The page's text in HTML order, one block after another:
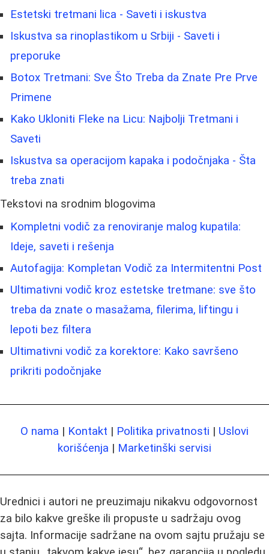
Estetski tretmani lica - Saveti i iskustva
Iskustva sa rinoplastikom u Srbiji - Saveti i
preporuke
Botox Tretmani: Sve Što Treba da Znate Pre Prve
Primene
Kako Ukloniti Fleke na Licu: Najbolji Tretmani i
Saveti
Iskustva sa operacijom kapaka i podočnjaka - Šta
treba znati
Tekstovi na srodnim blogovima
Kompletni vodič za renoviranje malog kupatila:
Ideje, saveti i rešenja
Autofagija: Kompletan Vodič za Intermitentni Post
Ultimativni vodič kroz estetske tretmane: sve što
treba da znate o masažama, filerima, liftingu i
lepoti bez filtera
Ultimativni vodič za korektore: Kako savršeno
prikriti podočnjake
O nama | Kontakt | Politika privatnosti | Uslovi
korišćenja | Marketinški servisi
Urednici i autori ne preuzimaju nikakvu odgovornost
za bilo kakve greške ili propuste u sadržaju ovog
sajta. Informacije sadržane na ovom sajtu pružaju se